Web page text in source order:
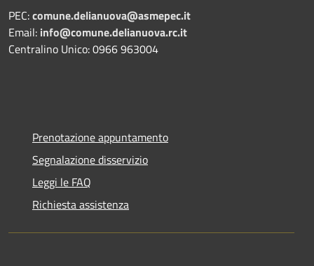
PEC:comune.delianuova@asmepec.it
Email: info@comune.delianuova.rc.it
Centralino Unico: 0966 963004
Prenotazione appuntamento
Segnalazione disservizio
Leggi le FAQ
Richiesta assistenza